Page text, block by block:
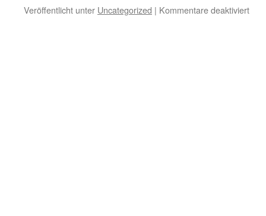
Veröffentlicht unter Uncategorized | Kommentare deaktiviertfür